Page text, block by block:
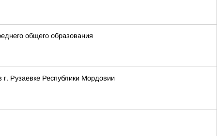
общего образования
Рузаевке Республики Мордовии